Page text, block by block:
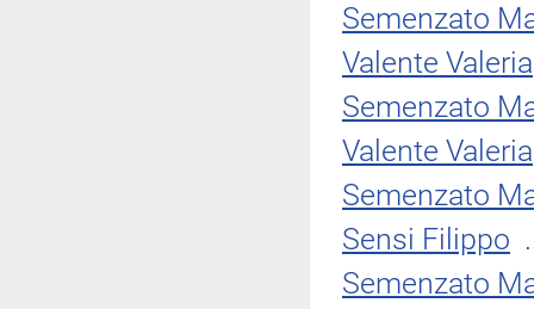
Semenzato
Valente Valeria
Semenzato
Valente Valeria
Semenzato
Sensi Filippo
Semenzato